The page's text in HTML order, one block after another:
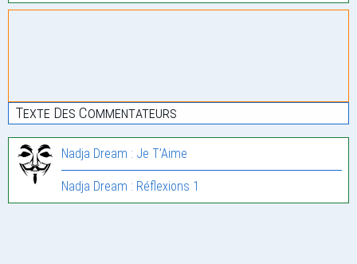
Texte Des Commentateurs
Nadja Dream : Je T’Aime
Nadja Dream : Réflexions 1